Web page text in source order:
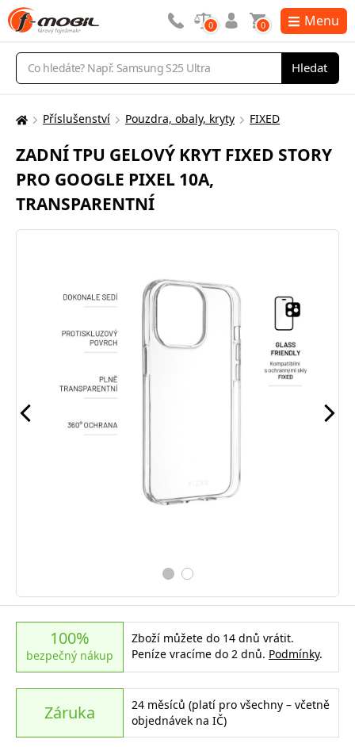
Vyhledávání
Hledat
0 0 Menu
Zde
nacházíte:
Příslušenství Pouzdra, obaly, kryty FIXED
ZADNÍ TPU GELOVÝ KRYT FIXED STORY
PRO GOOGLE PIXEL 10A,
TRANSPARENTNÍ
100%
bezpečný nákup
Zboží můžete do 14 dnů vrátit.
Peníze vracíme do 2 dnů. Podmínky.
Záruka
24 měsíců (platí pro všechny – včetně
objednávek na IČ)